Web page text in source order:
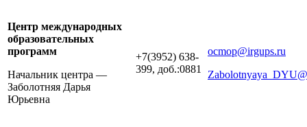
Центр международных
образовательных
программ
Начальник центра —
Заболотняя Дарья
Юрьевна
+7(3952) 638-
399, доб.:0881
ocmop@irgups.ru